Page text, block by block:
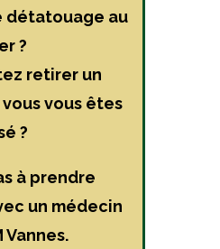
détatouage au
?
retirer un
vous êtes
?
à prendre
un médecin
Vannes.